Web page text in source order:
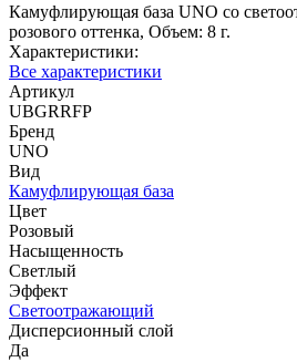
Камуфлирующая база UNO со
розового оттенка, Объем: 8 г.
Характеристики:
Все характеристики
Артикул
UBGRRFP
Бренд
UNO
Вид
Камуфлирующая база
Цвет
Розовый
Насыщенность
Светлый
Эффект
Светоотражающий
Дисперсионный слой
Да